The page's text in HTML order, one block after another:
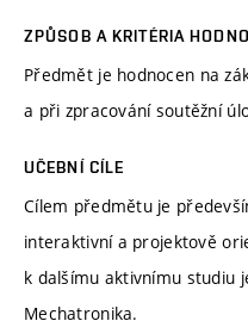
ZPŮSOB A KRITÉRIA
Předmět je hodnocen na
a při zpracování soutěžní
UČEBNÍ CÍLE
Cílem předmětu je
interaktivní a projektově
k dalšímu aktivnímu studiu
Mechatronika.